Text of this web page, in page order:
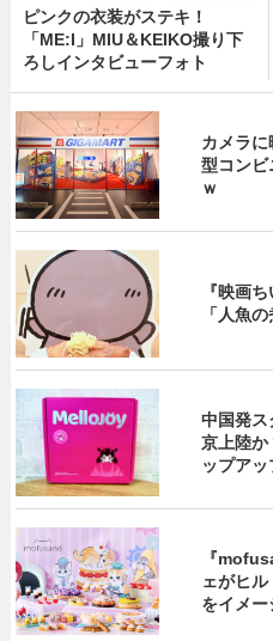
ピンクの衣装がステキ！
「ME:I」MIU＆KEIKO撮り下
ろしインタビューフォト
カメラ
型コンビ
ｗ
『映画
「人魚
中国発ス
京上陸
ップアッ
『
ェがヒ
をイメ